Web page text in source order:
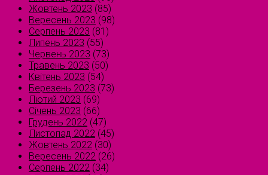
Жовтень 2023 (85)
Вересень 2023 (98)
Серпень 2023 (81)
Липень 2023 (55)
Червень 2023 (73)
Травень 2023 (50)
Квітень 2023 (54)
Березень 2023 (73)
Лютий 2023 (69)
Січень 2023 (66)
Грудень 2022 (47)
Листопад 2022 (45)
Жовтень 2022 (30)
Вересень 2022 (26)
Серпень 2022 (34)